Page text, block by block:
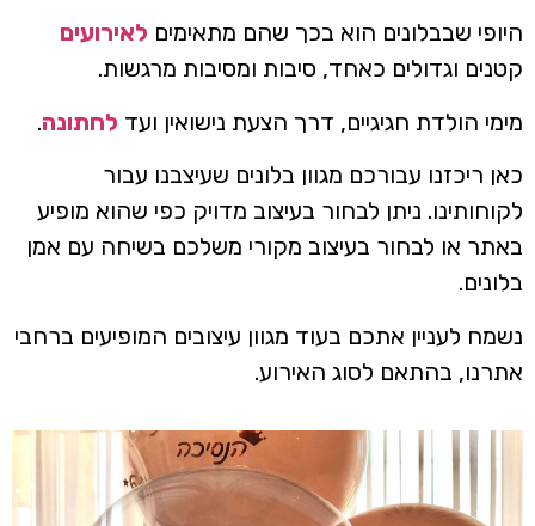
היופי שבבלונים הוא בכך שהם מתאימים לאירועים
קטנים וגדולים כאחד, סיבות ומסיבות מרגשות.
מימי הולדת חגיגיים, דרך הצעת נישואין ועד לחתונה.
כאן ריכזנו עבורכם מגוון בלונים שעיצבנו עבור
לקוחותינו. ניתן לבחור בעיצוב מדויק כפי שהוא מופיע
באתר או לבחור בעיצוב מקורי משלכם בשיחה עם אמן
בלונים.
נשמח לעניין אתכם בעוד מגוון עיצובים המופיעים ברחבי
אתרנו, בהתאם לסוג האירוע.